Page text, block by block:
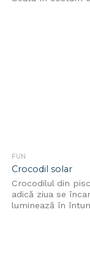
FUN
Crocodil solar
Crocodilul din
adică ziua se
luminează în